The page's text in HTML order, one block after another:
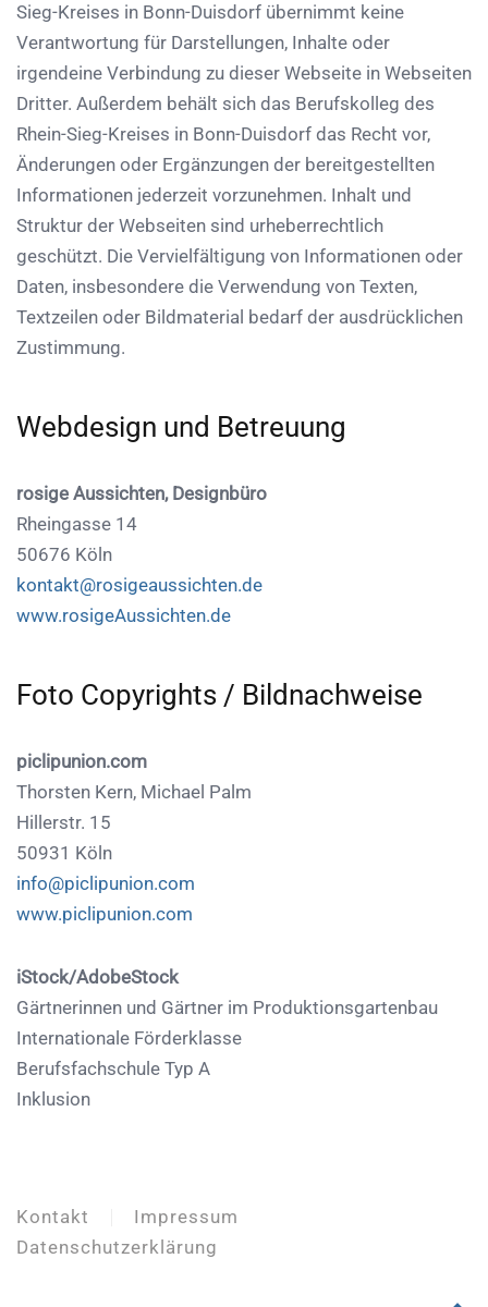
Sieg-Kreises in Bonn-Duisdorf übernimmt keine
Verantwortung für Darstellungen, Inhalte oder
irgendeine Verbindung zu dieser Webseite in Webseiten
Dritter. Außerdem behält sich das Berufskolleg des
Rhein-Sieg-Kreises in Bonn-Duisdorf das Recht vor,
Änderungen oder Ergänzungen der bereitgestellten
Informationen jederzeit vorzunehmen. Inhalt und
Struktur der Webseiten sind urheberrechtlich
geschützt. Die Vervielfältigung von Informationen oder
Daten, insbesondere die Verwendung von Texten,
Textzeilen oder Bildmaterial bedarf der ausdrücklichen
Zustimmung.
Webdesign und Betreuung
rosige Aussichten, Designbüro
Rheingasse 14
50676 Köln
kontakt@rosigeaussichten.de
www.rosigeAussichten.de
Foto Copyrights / Bildnachweise
piclipunion.com
Thorsten Kern, Michael Palm
Hillerstr. 15
50931 Köln
info@piclipunion.com
www.piclipunion.com
iStock/AdobeStock
Gärtnerinnen und Gärtner im Produktionsgartenbau
Internationale Förderklasse
Berufsfachschule Typ A
Inklusion
Kontakt
Impressum
Datenschutzerklärung